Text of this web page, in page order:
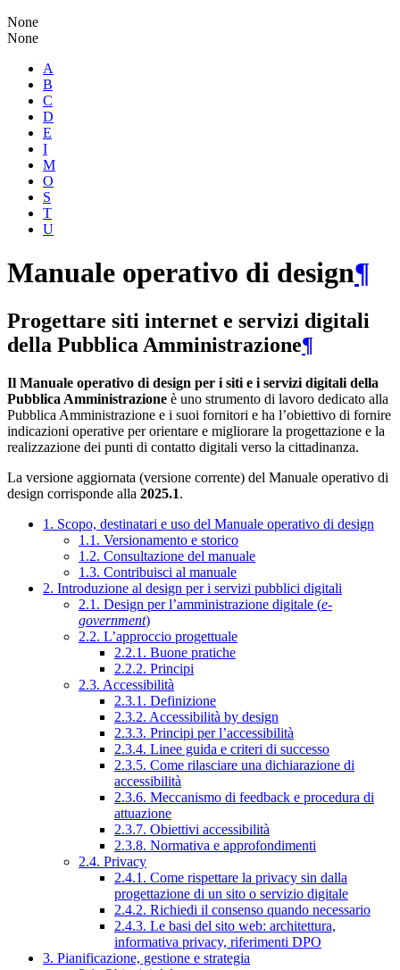
None
None
A
B
C
D
E
I
M
O
S
T
U
Manuale operativo di design¶
Progettare siti internet e servizi digitali
della Pubblica Amministrazione¶
Il Manuale operativo di design per i siti e i servizi digitali della
Pubblica Amministrazione è uno strumento di lavoro dedicato alla
Pubblica Amministrazione e i suoi fornitori e ha l’obiettivo di fornire
indicazioni operative per orientare e migliorare la progettazione e la
realizzazione dei punti di contatto digitali verso la cittadinanza.
La versione aggiornata (versione corrente) del Manuale operativo di
design corrisponde alla 2025.1.
1. Scopo, destinatari e uso del Manuale operativo di design
1.1. Versionamento e storico
1.2. Consultazione del manuale
1.3. Contribuisci al manuale
2. Introduzione al design per i servizi pubblici digitali
2.1. Design per l’amministrazione digitale (e-
government)
2.2. L’approccio progettuale
2.2.1. Buone pratiche
2.2.2. Principi
2.3. Accessibilità
2.3.1. Definizione
2.3.2. Accessibilità by design
2.3.3. Principi per l’accessibilità
2.3.4. Linee guida e criteri di successo
2.3.5. Come rilasciare una dichiarazione di
accessibilità
2.3.6. Meccanismo di feedback e procedura di
attuazione
2.3.7. Obiettivi accessibilità
2.3.8. Normativa e approfondimenti
2.4. Privacy
2.4.1. Come rispettare la privacy sin dalla
progettazione di un sito o servizio digitale
2.4.2. Richiedi il consenso quando necessario
2.4.3. Le basi del sito web: architettura,
informativa privacy, riferimenti DPO
3. Pianificazione, gestione e strategia